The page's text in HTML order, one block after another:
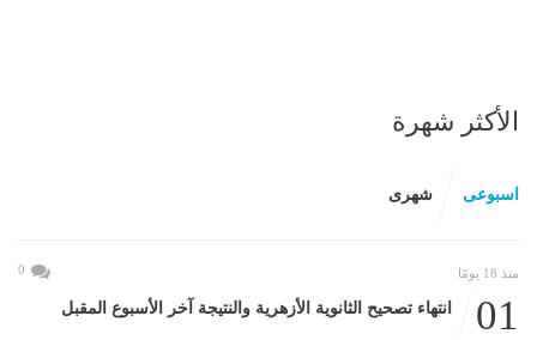
الأكثر شهرة
اسبوعى شهرى
منذ 18 يومًا 0
01 انتهاء تصحيح الثانوية الأزهرية والنتيجة آخر الأسبوع المقبل